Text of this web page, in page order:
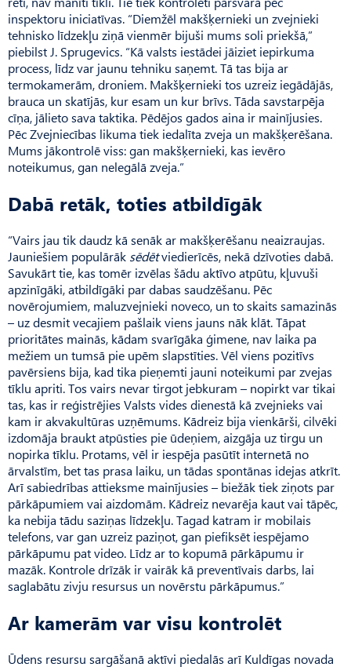
inspektoru iniciatīvas. “Diemžēl makšķernieki un zvejnieki
tehnisko līdzekļu ziņā vienmēr bijuši mums soli priekšā,”
piebilst J. Sprugevics. “Kā valsts iestādei jāiziet iepirkuma
process, līdz var jaunu tehniku saņemt. Tā tas bija ar
termokamerām, droniem. Makšķernieki tos uzreiz iegādājās,
brauca un skatījās, kur esam un kur brīvs. Tāda savstarpēja
cīņa, jālieto sava taktika. Pēdējos gados aina ir mainījusies.
Pēc Zvejniecības likuma tiek iedalīta zveja un makšķerēšana.
Mums jākontrolē viss: gan makšķernieki, kas ievēro
noteikumus, gan nelegālā zveja.”
Dabā retāk, toties atbildīgāk
“Vairs jau tik daudz kā senāk ar makšķerēšanu neaizraujas.
Jauniešiem populārāk sēdētviedierīcēs, nekā dzīvoties dabā.
Savukārt tie, kas tomēr izvēlas šādu aktīvo atpūtu, kļuvuši
apzinīgāki, atbildīgāki par dabas saudzēšanu. Pēc
novērojumiem, maluzvejnieki noveco, un to skaits samazinās
– uz desmit vecajiem pašlaik viens jauns nāk klāt. Tāpat
prioritātes mainās, kādam svarīgāka ģimene, nav laika pa
mežiem un tumsā pie upēm slapstīties. Vēl viens pozitīvs
pavērsiens bija, kad tika pieņemti jauni noteikumi par zvejas
tīklu apriti. Tos vairs nevar tirgot jebkuram – nopirkt var tikai
tas, kas ir reģistrējies Valsts vides dienestā kā zvejnieks vai
kam ir akvakultūras uzņēmums. Kādreiz bija vienkārši, cilvēki
izdomāja braukt atpūsties pie ūdeņiem, aizgāja uz tirgu un
nopirka tīklu. Protams, vēl ir iespēja pasūtīt internetā no
ārvalstīm, bet tas prasa laiku, un tādas spontānas idejas atkrīt.
Arī sabiedrības attieksme mainījusies – biežāk tiek ziņots par
pārkāpumiem vai aizdomām. Kādreiz nevarēja kaut vai tāpēc,
ka nebija tādu saziņas līdzekļu. Tagad katram ir mobilais
telefons, var gan uzreiz paziņot, gan piefiksēt iespējamo
pārkāpumu pat video. Līdz ar to kopumā pārkāpumu ir
mazāk. Kontrole drīzāk ir vairāk kā preventīvais darbs, lai
saglabātu zivju resursus un novērstu pārkāpumus.”
Ar kamerām var visu kontrolēt
Ūdens resursu sargāšanā aktīvi piedalās arī Kuldīgas novada